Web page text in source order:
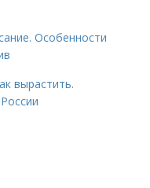
Особенности
вырастить.